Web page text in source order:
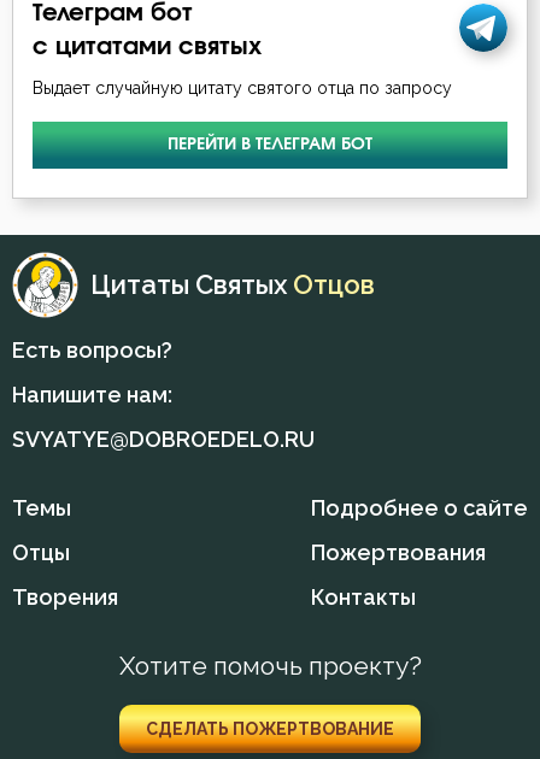
Добро
Добродетель
Еда
Жизнь
Закон Божий
Зло
Злорадство
Искушение
Симеон Благоговейный
Телеграм бот
с цитатами святых
Выдает случайную цитату святого отца по запросу
ПЕРЕЙТИ В ТЕЛЕГРАМ БОТ
Цитаты Святых Отцов
Есть вопросы?
Напишите нам:
SVYATYE@DOBROEDELO.RU
Темы
Отцы
Творения
Подробнее о сайте
Пожертвования
Контакты
Хотите помочь проекту?
СДЕЛАТЬ ПОЖЕРТВОВАНИЕ